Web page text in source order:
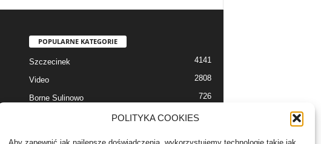
POLITYKA COOKIES
POPULARNE KATEGORIE
Szczecinek 4141
Video 2808
Borne Sulinowo 726
712